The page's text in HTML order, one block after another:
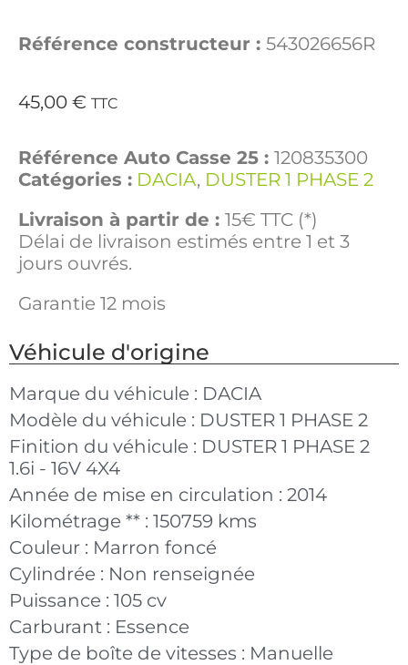
Référence constructeur : 543026656R
45,00 € TTC
Référence Auto Casse 25 : 120835300
Catégories : DACIA, DUSTER 1 PHASE 2
Livraison à partir de : 15€ TTC (*)
Délai de livraison estimés entre 1 et 3
jours ouvrés.
Garantie 12 mois
Véhicule d'origine
Marque du véhicule : DACIA
Modèle du véhicule : DUSTER 1 PHASE 2
Finition du véhicule : DUSTER 1 PHASE 2
1.6i - 16V 4X4
Année de mise en circulation : 2014
Kilométrage ** : 150759 kms
Couleur : Marron foncé
Cylindrée : Non renseignée
Puissance : 105 cv
Carburant : Essence
Type de boîte de vitesses : Manuelle